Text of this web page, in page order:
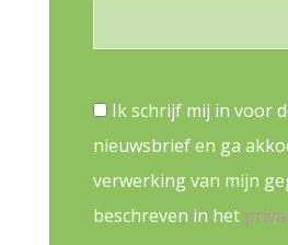
Ik schrijf mij in voor
nieuwsbrief en ga
verwerking van mijn
beschreven in het